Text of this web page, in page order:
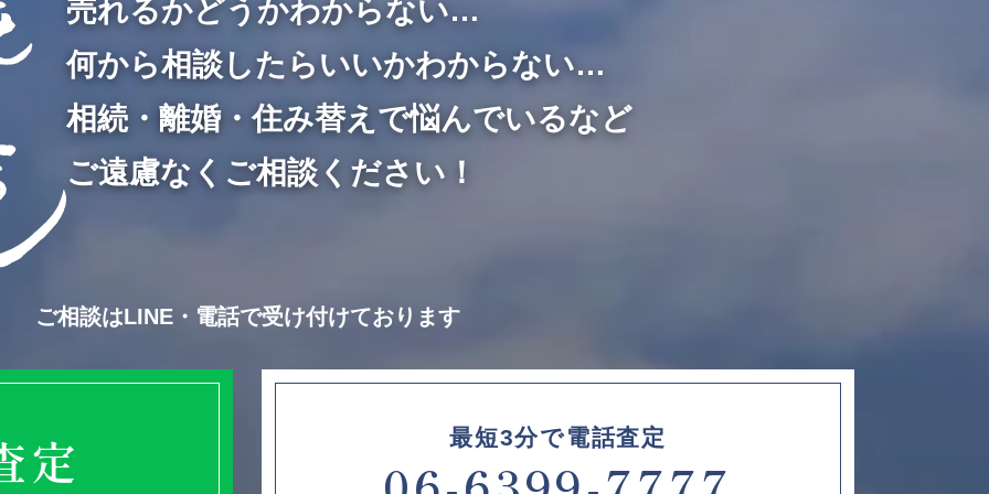
売れるかどうかわからない…
何から相談したらいいかわからない…
相続・離婚・住み替えで悩んでいるなど
ご遠慮なくご相談ください！
ご相談はLINE・電話で受け付けております
定 最短3分で電話査定